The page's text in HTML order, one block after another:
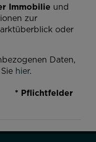
Immobilie und
zur
oder
Daten,
hier.
* Pflichtfelder